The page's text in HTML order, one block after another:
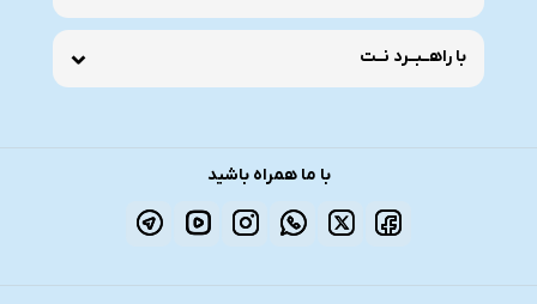
با راهــبــرد نــت
با ما همراه باشید